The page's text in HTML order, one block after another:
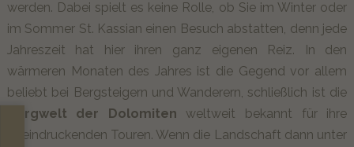
werden. Dabei spielt es keine Rolle, ob Sie im Winter oder
im Sommer St. Kassian einen Besuch abstatten, denn jede
Jahreszeit hat hier ihren ganz eigenen Reiz. In den
wärmeren Monaten des Jahres ist die Gegend vor allem
beliebt bei Bergsteigern und Wanderern, schließlich ist die
Bergwelt der Dolomiten weltweit bekannt für ihre
beeindruckenden Touren. Wenn die Landschaft dann unter